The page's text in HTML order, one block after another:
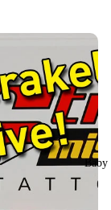
Baby